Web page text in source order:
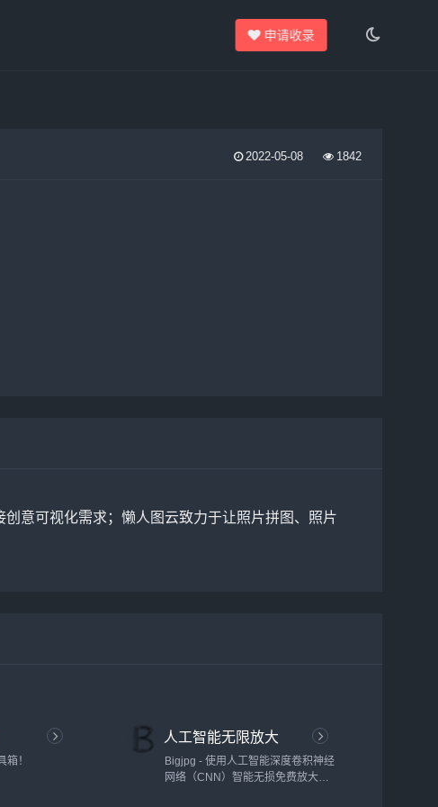
申请收录
2022-05-08 1842
意可视化需求；懒人图云致力于让照片拼图、照片
！
人工智能无限放大
Bigjpg - 使用人工智能深度卷积神经
网络（CNN）智能无损免费放大图